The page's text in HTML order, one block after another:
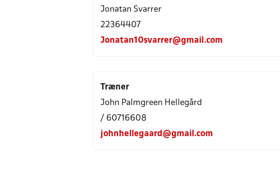
Jonatan Svarrer
22364407
Jonatan10svarrer@gmail.com
Træner
John Palmgreen Hellegård
/ 60716608
johnhellegaard@gmail.com